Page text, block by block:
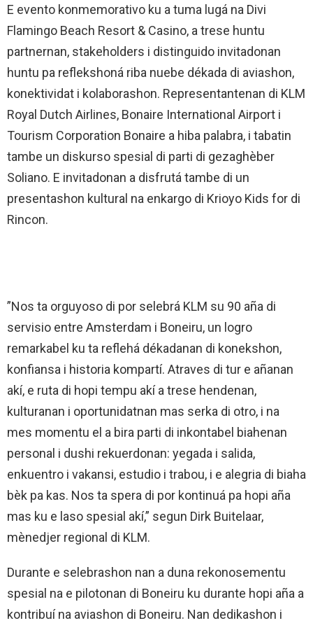
E evento konmemorativo ku a tuma lugá na Divi
Flamingo Beach Resort & Casino, a trese huntu
partnernan, stakeholders i distinguido invitadonan
huntu pa reflekshoná riba nuebe dékada di aviashon,
konektividat i kolaborashon. Representantenan di KLM
Royal Dutch Airlines, Bonaire International Airport i
Tourism Corporation Bonaire a hiba palabra, i tabatin
tambe un diskurso spesial di parti di gezaghèber
Soliano. E invitadonan a disfrutá tambe di un
presentashon kultural na enkargo di Krioyo Kids for di
Rincon.
”Nos ta orguyoso di por selebrá KLM su 90 aña di
servisio entre Amsterdam i Boneiru, un logro
remarkabel ku ta reflehá dékadanan di konekshon,
konfiansa i historia kompartí. Atraves di tur e añanan
akí, e ruta di hopi tempu akí a trese hendenan,
kulturanan i oportunidatnan mas serka di otro, i na
mes momentu el a bira parti di inkontabel biahenan
personal i dushi rekuerdonan: yegada i salida,
enkuentro i vakansi, estudio i trabou, i e alegria di biaha
bèk pa kas. Nos ta spera di por kontinuá pa hopi aña
mas ku e laso spesial akí,” segun Dirk Buitelaar,
mènedjer regional di KLM.
Durante e selebrashon nan a duna rekonosementu
spesial na e pilotonan di Boneiru ku durante hopi aña a
kontribuí na aviashon di Boneiru. Nan dedikashon i